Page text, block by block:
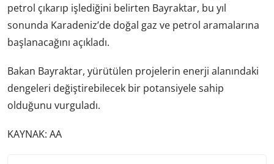
petrol çıkarıp işlediğini belirten Bayraktar, bu yıl
sonunda Karadeniz’de doğal gaz ve petrol aramalarına
başlanacağını açıkladı.
Bakan Bayraktar, yürütülen projelerin enerji alanındaki
dengeleri değiştirebilecek bir potansiyele sahip
olduğunu vurguladı.
KAYNAK: AA